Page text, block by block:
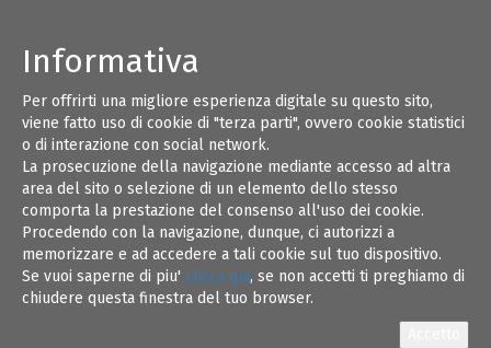
Informativa
Per offrirti una migliore esperienza digitale su questo sito,
viene fatto uso di cookie di "terza parti", ovvero cookie statistici
o di interazione con social network.
La prosecuzione della navigazione mediante accesso ad altra
area del sito o selezione di un elemento dello stesso
comporta la prestazione del consenso all'uso dei cookie.
Procedendo con la navigazione, dunque, ci autorizzi a
memorizzare e ad accedere a tali cookie sul tuo dispositivo.
Se vuoi saperne di piu' clicca qui, se non accetti ti preghiamo di
chiudere questa finestra del tuo browser.
14
DEC 18
14 Dicembre 2018 - Brindisi, Hotel Nettuno
Seminario Future Now 2018 BUILDING NEW
GENERATION
L’Ordine degli Ingegneri della Provincia di
Brindisi con la collaborazione del Centro di Fisica Edile
ORGANIZZA IL SEMINARIO